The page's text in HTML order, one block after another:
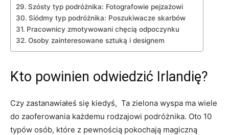
Szósty typ‌ podróżnika: Fotografowie pejzażowi
Siódmy typ podróżnika:⁤ Poszukiwacze skarbów
Pracownicy ‍zmotywowani chęcią odpoczynku
Osoby ​zainteresowane⁣ sztuką i⁢ designem
Kto‍ powinien‍ odwiedzić⁢ Irlandię?
Czy zastanawiałeś ⁤się‍ kiedyś, ​ Ta⁢ zielona wyspa​ ma‍ wiele
do zaoferowania każdemu‌ rodzajowi podróżnika. Oto ⁤10
typów osób, które z pewnością ‍pokochają‌ magiczną